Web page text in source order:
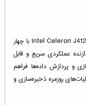
ذخیره‌ساز کیونپ مدل TBS-464-8G از پردازنده Intel Celeron J4125 با چهار
پردازنده عملکردی سریع و قابل
و پردازش داده‌ها فراهم
روزمره ذخیره‌سازی و